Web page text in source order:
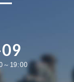
～19:00